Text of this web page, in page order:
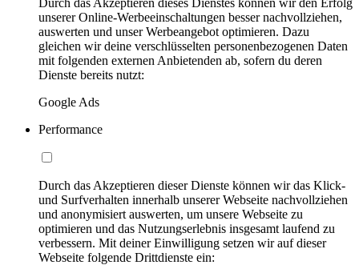
unserer Online-Werbeeinschaltungen besser nachvollziehen,
auswerten und unser Werbeangebot optimieren. Dazu
gleichen wir deine verschlüsselten personenbezogenen Daten
mit folgenden externen Anbietenden ab, sofern du deren
Dienste bereits nutzt:
Google Ads
Performance
Durch das Akzeptieren dieser Dienste können wir das Klick-
und Surfverhalten innerhalb unserer Webseite nachvollziehen
und anonymisiert auswerten, um unsere Webseite zu
optimieren und das Nutzungserlebnis insgesamt laufend zu
verbessern. Mit deiner Einwilligung setzen wir auf dieser
Webseite folgende Drittdienste ein: